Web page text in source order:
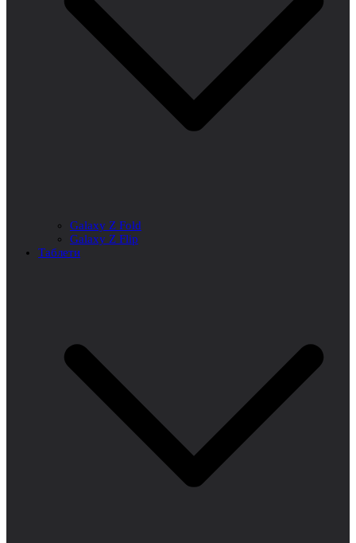
Galaxy Z Fold
Galaxy Z Flip
Таблети